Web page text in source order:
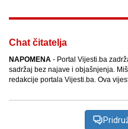
Chat čitatelja
NAPOMENA - Portal Vijesti.ba
sadržaj bez najave i objašnjenja.
redakcije portala Vijesti.ba. Ova